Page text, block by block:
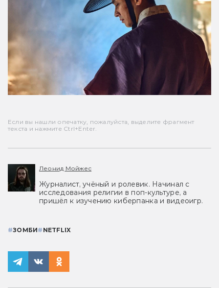
Если вы нашли опечатку, пожалуйста, выделите фрагмент
текста и нажмите Ctrl+Enter.
Леонид Мойжес
Журналист, учёный и ролевик. Начинал с
исследования религии в поп-культуре, а
пришёл к изучению киберпанка и видеоигр.
#ЗОМБИ# NETFLIX